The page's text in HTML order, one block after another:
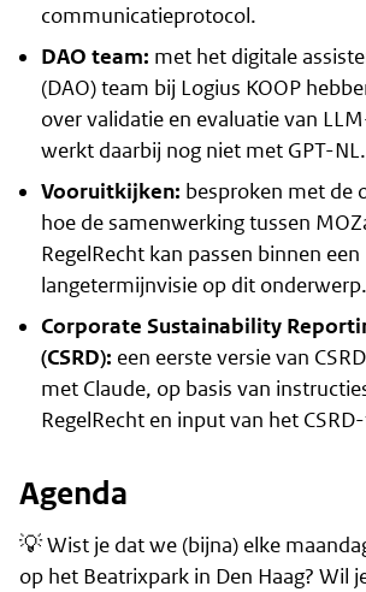
communicatieprotocol.
DAO team: met het digitale
(DAO) team bij Logius KOOP
over validatie en evaluatie van
werkt daarbij nog niet met GPT-NL.
Vooruitkijken: besproken met de
hoe de samenwerking tussen
RegelRecht kan passen binnen een
langetermijnvisie op dit onderwerp.
Corporate Sustainability
(CSRD): een eerste versie van
met Claude, op basis van
RegelRecht en input van het
Agenda
💡 Wist je dat we (bijna) elke
op het Beatrixpark in Den Haag? Wil